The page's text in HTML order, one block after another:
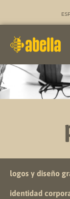
logos y diseño
identidad